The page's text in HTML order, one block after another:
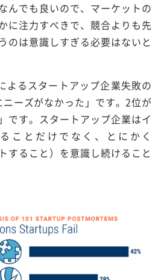
んでも良いので、マーケットの
に注力すべきで、競合よりも先
のは意識しすぎる必要はないと
よるスタートアップ企業失敗の
ーズがなかった」です。2位が
です。スタートアップ企業はイ
ことだけでなく、とにかく
すること）を意識し続けること